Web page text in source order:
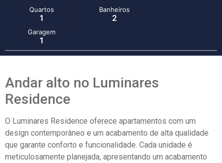
Quartos
1
Banheiros
2
Garagem
1
Andar alto no Luminares
Residence
O Luminares Residence oferece apartamentos com um
design contemporâneo e um acabamento de alta qualidade
que garante conforto e funcionalidade. Cada unidade é
meticulosamente planejada, apresentando um acabamento